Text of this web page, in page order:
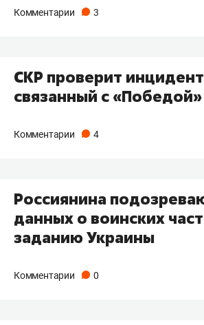
Комментарии 3
СКР проверит
связанный с «Победой»
Комментарии 4
Россиянина
данных о воинских
заданию Украины
Комментарии 0